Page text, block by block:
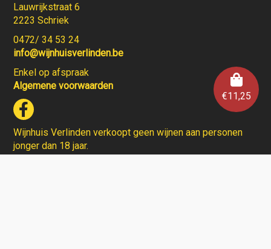
€11,25
Lauwrijkstraat 6
2223 Schriek
0472/ 34 53 24
info@wijnhuisverlinden.be
Enkel op afspraak
Algemene voorwaarden
Wijnhuis Verlinden verkoopt geen wijnen aan personen
jonger dan 18 jaar.